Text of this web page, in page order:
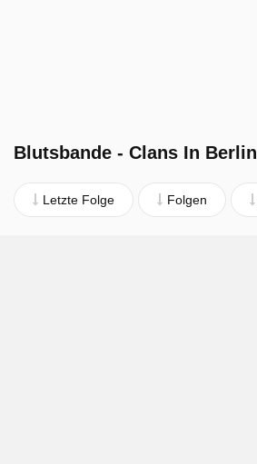
Blutsbande - Clans In Berlin
Letzte Folge Folgen